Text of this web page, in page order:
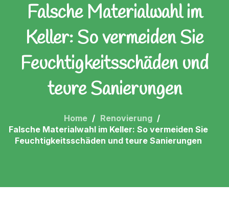
Falsche Materialwahl im
Keller: So vermeiden Sie
Feuchtigkeitsschäden und
teure Sanierungen
Home
Renovierung
Falsche Materialwahl im Keller: So vermeiden Sie
Feuchtigkeitsschäden und teure Sanierungen